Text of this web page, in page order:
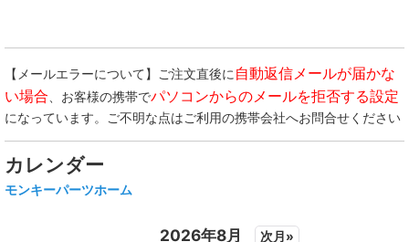
【メールエラーについて】ご注文直後に 自動返信メールが届かな
い場合 、お客様の携帯でパソコンからのメールを拒否する設定
になっています。ご不明な点はご利用の携帯会社へお問合せください
カレンダー
モンキーパーツホーム
2026年8月 次月»